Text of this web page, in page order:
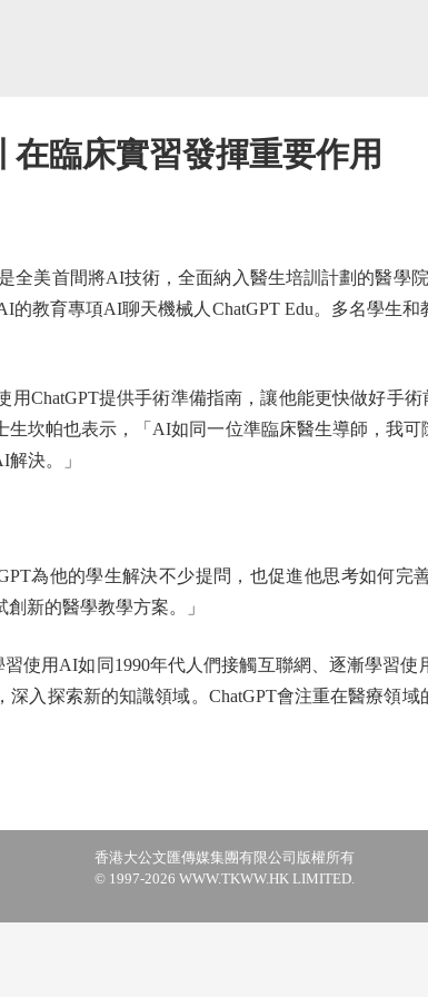
臨床實習發揮重要作用
美首間將AI技術，全面納入醫生培訓計劃的醫學院
的教育專項AI聊天機械人ChatGPT Edu。多名學生
提供手術準備指南，讓他能更快做好手術
坎帕也表示，「AI如同一位準臨床醫生導師，我
決。」
為他的學生解決不少提問，也促進他思考如何完
新的醫學教學方案。」
使用AI如同1990年代人們接觸互聯網、逐漸學習使
入探索新的知識領域。ChatGPT會注重在醫療領
香港大公文匯傳媒集團有限公司版權所有
© 1997-2026 WWW.TKWW.HK LIMITED.